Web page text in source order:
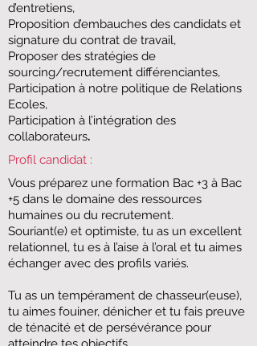
d’entretiens,
Proposition d’embauches des candidats et
signature du contrat de travail,
Proposer des stratégies de
sourcing/recrutement différenciantes,
Participation à notre politique de Relations
Ecoles,
Participation à l’intégration des
collaborateurs.
Profil candidat :
​​Vous préparez une formation Bac +3 à Bac
+5 dans le domaine des ressources
humaines ou du recrutement.
​Souriant(e) et optimiste, tu as un excellent
relationnel, tu es à l’aise à l’oral et tu aimes
échanger avec des profils variés.
​Tu as un tempérament de chasseur(euse),
tu aimes fouiner, dénicher et tu fais preuve
de ténacité et de persévérance pour
atteindre tes objectifs.